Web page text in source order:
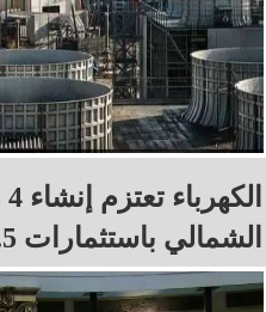
الشمالي باستثمارات 6.5 مليار جنيه